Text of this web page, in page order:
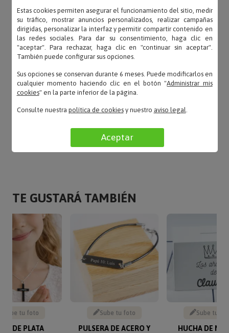
Maria – 12/01/2024
«Muy buen producto.»
Carmen – 10/12/2023
«El diseño es muy bonito.»
LEER TODAS LAS OPINIONES
TE GUSTARÁ TAMBIÉN
Sube tu foto
DE PLATA
Sube tu foto
PULSERA DE ACERO Y
Sube tu
HUCHA DE
Estas cookies permiten asegurar el funcionamiento del sitio, medir
su tráfico, mostrar anuncios personalizados, realizar campañas
dirigidas, personalizar la interfaz y permitir compartir contenido en
las redes sociales. Para dar su consentimiento, haga clic en
"aceptar". Para rechazar, haga clic en "continuar sin aceptar".
También puede configurar sus opciones.
Sus opciones se conservan durante 6 meses. Puede modificarlos en
cualquier momento haciendo clic en el botón "Administrar mis
cookies" en la parte inferior de la página.
Consulte nuestra política de cookiesy nuestro aviso legal
Aceptar